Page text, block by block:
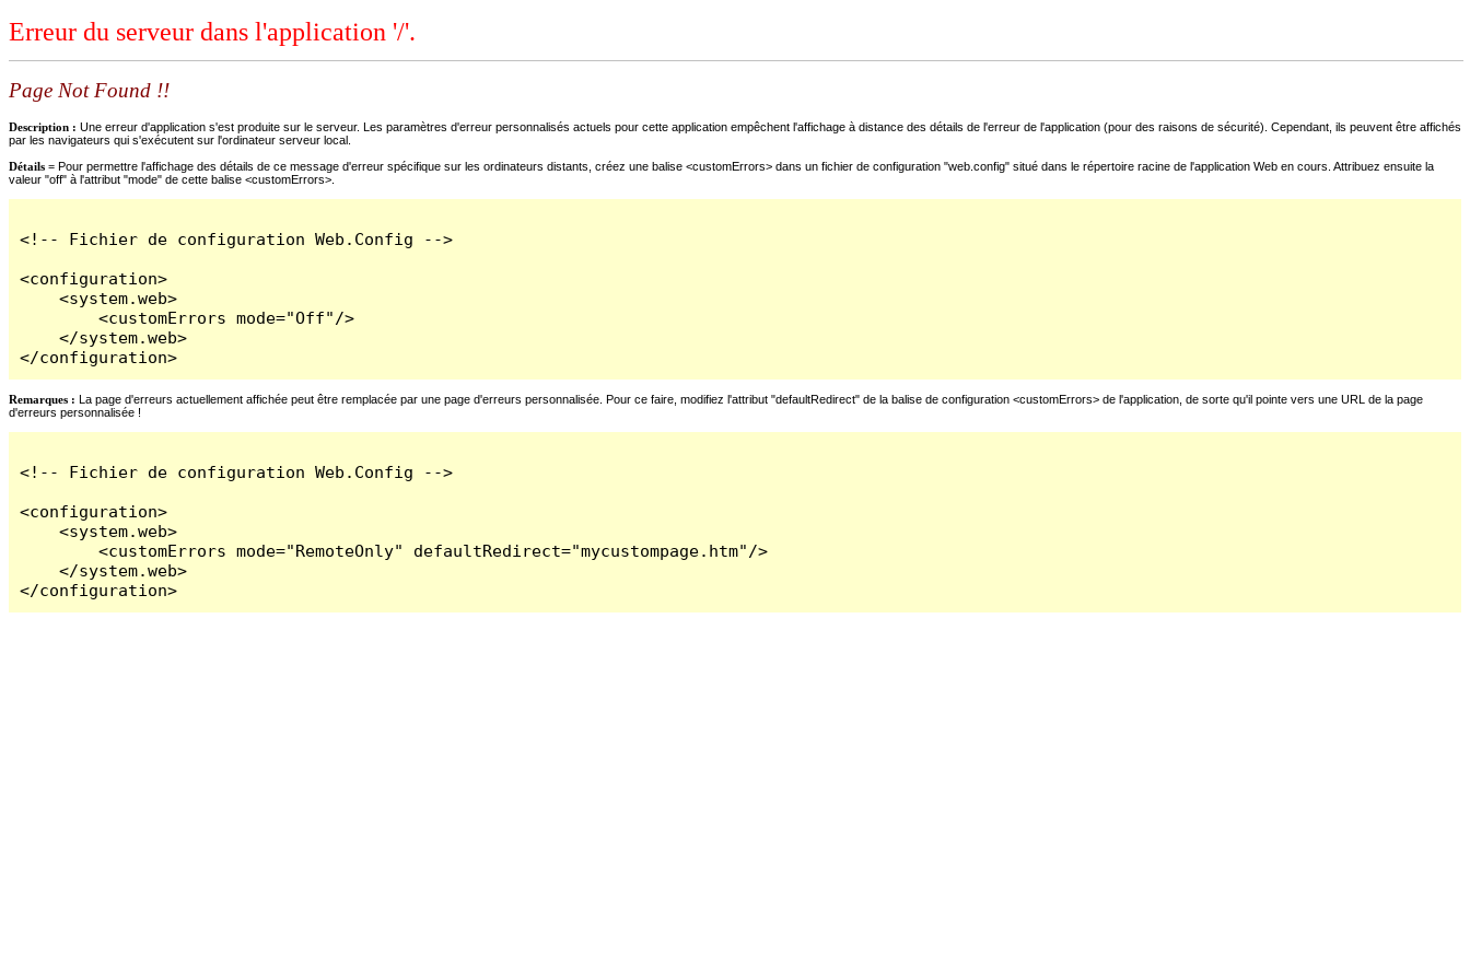
Erreur du serveur dans l'application '/'.
Page Not Found !!
Description : Une erreur d'application s'est produite sur le serveur. Les paramètres d'erreur personnalisés actuels pour cette application empêchent l'affichage à distance des détails de l'erreur de l'application (pour des raisons de sécurité). Cependant, ils peuvent être affichés
par les navigateurs qui s'exécutent sur l'ordinateur serveur local.
Détails = Pour permettre l'affichage des détails de ce message d'erreur spécifique sur les ordinateurs distants, créez une balise <customErrors> dans un fichier de configuration "web.config" situé dans le répertoire racine de l'application Web en cours. Attribuez ensuite la
valeur "off" à l'attribut "mode" de cette balise <customErrors>.
<!-- Fichier de configuration Web.Config -->
<configuration>
    <system.web>
        <customErrors mode="Off"/>
    </system.web>
</configuration>
Remarques : La page d'erreurs actuellement affichée peut être remplacée par une page d'erreurs personnalisée. Pour ce faire, modifiez l'attribut "defaultRedirect" de la balise de configuration <customErrors> de l'application, de sorte qu'il pointe vers une URL de la page
d'erreurs personnalisée !
<!-- Fichier de configuration Web.Config -->
<configuration>
    <system.web>
        <customErrors mode="RemoteOnly" defaultRedirect="mycustompage.htm"/>
    </system.web>
</configuration>